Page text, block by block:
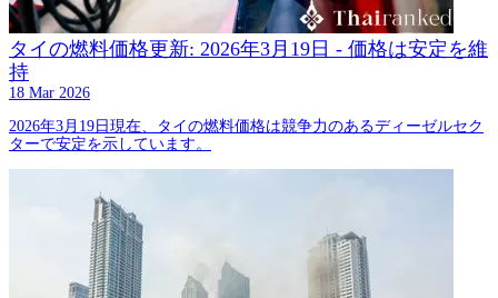
タイの燃料価格更新: 2026年3月19日 - 価格は安定を維
持
18 Mar 2026
2026年3月19日現在、タイの燃料価格は競争力のあるディーゼルセク
ターで安定を示しています。